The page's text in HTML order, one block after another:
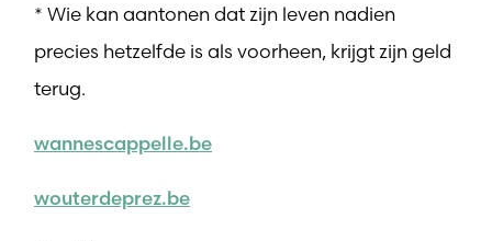
* Wie kan aantonen dat zijn leven nadien
precies hetzelfde is als voorheen, krijgt zijn geld
terug.
wannescappelle.be
wouterdeprez.be